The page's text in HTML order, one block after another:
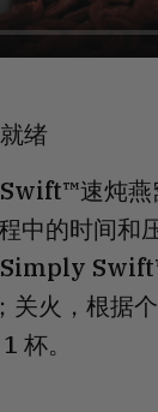
绪
速炖燕
中的时间和
关火，根据
杯。